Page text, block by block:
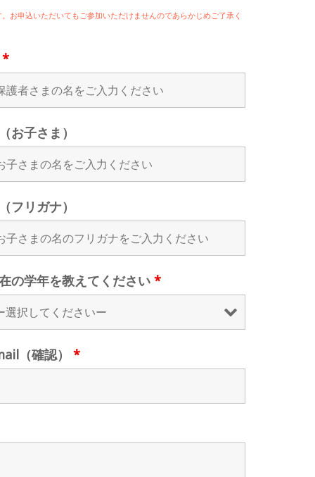
お申込いただいてもご参加いただけませんのであらかじめご了承く
*
お子さま）
フリガナ）
の学年を教えてください*
（確認）*